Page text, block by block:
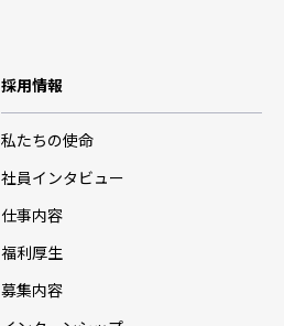
採用情報
私たちの使命
社員インタビュー
仕事内容
福利厚生
募集内容